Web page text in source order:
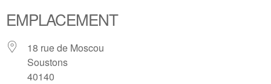
EMPLACEMENT
18 rue de Moscou
Soustons
40140